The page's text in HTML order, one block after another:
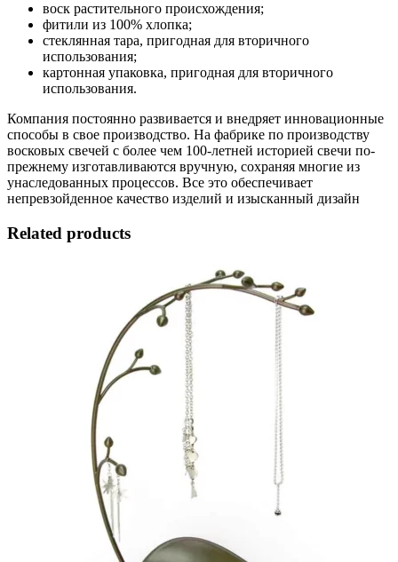
воск растительного происхождения;
фитили из 100% хлопка;
стеклянная тара, пригодная для вторичного
использования;
картонная упаковка, пригодная для вторичного
использования.
Компания постоянно развивается и внедряет инновационные
способы в свое производство. На фабрике по производству
восковых свечей с более чем 100-летней историей свечи по-
прежнему изготавливаются вручную, сохраняя многие из
унаследованных процессов. Все это обеспечивает
непревзойденное качество изделий и изысканный дизайн
Related products